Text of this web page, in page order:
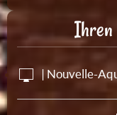
| Nouvelle-